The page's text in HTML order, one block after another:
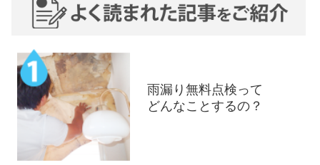
雨漏り無料点検って
どんなことするの？